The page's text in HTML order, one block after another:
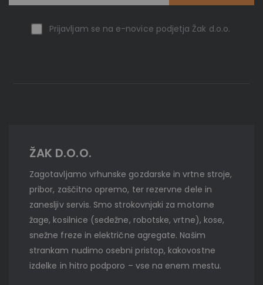
Prijavljam se na e-novice podjetja Žak d.o.o.
ŽAK D.O.O.
Zagotavljamo vrhunske gozdarske in vrtne stroje,
pribor, zaščitno opremo, ter rezervne dele in
zanesljiv servis. Smo strokovnjaki za motorne
žage, kosilnice (sedežne, robotske, vrtne), kose,
snežne freze in električne agregate. Našim
strankam nudimo osebni pristop, kakovostne
izdelke in hitro podporo – vse na enem mestu.